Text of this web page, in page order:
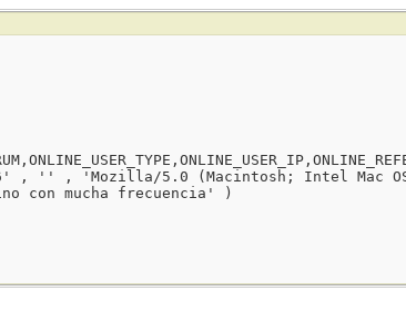
, 'Mozilla/5.0 (Macintosh; Intel Mac OS X
con mucha frecuencia' )